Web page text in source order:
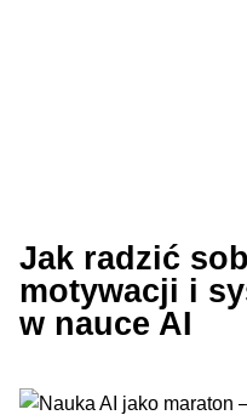
Jak radzić
motywacji i
w nauce AI